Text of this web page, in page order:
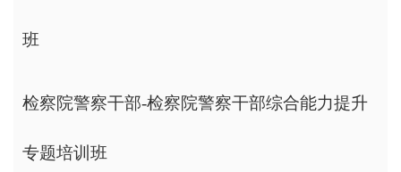
班
检察院警察干部-检察院警察干部综合能力提升
专题培训班